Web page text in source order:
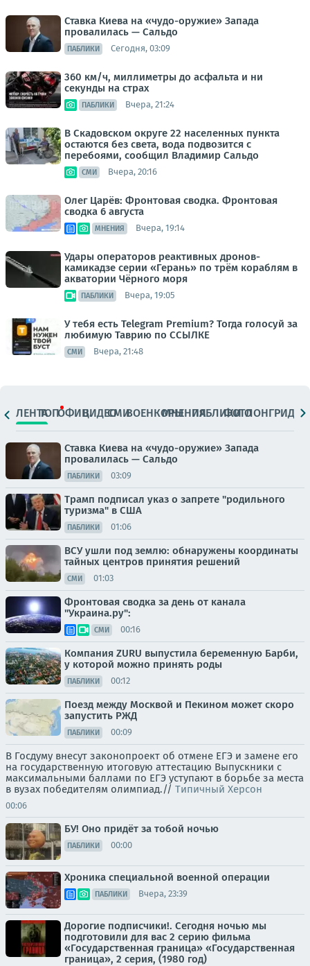
Ставка Киева на «чудо-оружие» Запада
провалилась — Сальдо
ПАБЛИКИ Сегодня, 03:09
360 км/ч, миллиметры до асфальта и ни
секунды на страх
ПАБЛИКИ Вчера, 21:24
В Скадовском округе 22 населенных пункта
остаются без света, вода подвозится с
перебоями, сообщил Владимир Сальдо
СМИ Вчера, 20:16
Олег Царёв: Фронтовая сводка. Фронтовая
сводка 6 августа
МНЕНИЯ Вчера, 19:14
Удары операторов реактивных дронов-
камикадзе серии «Герань» по трём кораблям в
акватории Чёрного моря
ПАБЛИКИ Вчера, 19:05
У тебя есть Telegram Premium? Тогда голосуй за
любимую Таврию по ССЫЛКЕ
СМИ Вчера, 21:48
ЛЕНТАТОПОФИЦ.ВИДЕОСМИВОЕНКОРЫМНЕНИЯПАБЛИКИ
ФОТОЛОНГРИДЫ
Ставка Киева на «чудо-оружие» Запада
провалилась — Сальдо
ПАБЛИКИ 03:09
Трамп подписал указ о запрете "родильного
туризма" в США
ПАБЛИКИ 01:06
ВСУ ушли под землю: обнаружены координаты
тайных центров принятия решений
СМИ 01:03
Фронтовая сводка за день от канала
"Украина.ру":
СМИ 00:16
Компания ZURU выпустила беременную Барби,
у которой можно принять роды
ПАБЛИКИ 00:12
Поезд между Москвой и Пекином может скоро
запустить РЖД
ПАБЛИКИ 00:09
В Госдуму внесут законопроект об отмене ЕГЭ и замене его
на государственную итоговую аттестацию Выпускники с
максимальными баллами по ЕГЭ уступают в борьбе за места
в вузах победителям олимпиад.// Типичный Херсон
00:06
БУ! Оно придёт за тобой ночью
ПАБЛИКИ 00:00
Хроника специальной военной операции
ПАБЛИКИ Вчера, 23:39
Дорогие подписчики!. Сегодня ночью мы
подготовили для вас 2 серию фильма
«Государственная граница» «Государственная
граница», 2 серия, (1980 год)